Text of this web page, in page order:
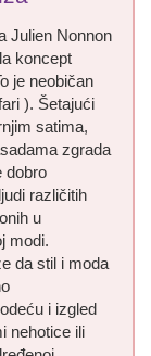
Julien Nonnon
koncept
je neobičan
). Šetajući
satima,
zgrada
dobro
različitih
u
modi.
da stil i moda
i izgled
nehotice ili